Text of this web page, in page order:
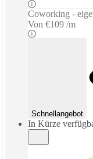
Coworking -
Von €109 /m
Schnellangebot
In Kürze